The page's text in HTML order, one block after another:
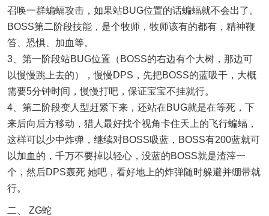
召唤一群蝙蝠攻击，如果站BUG位置的话蝙蝠就不会出了。
BOSS第二阶段技能，是个牧师，牧师该有的都有，精神鞭
笞、恐惧、加血等。
3、第一阶段站BUG位置（BOSS的右边有个大树，那边可
以慢慢跳上去的），慢慢DPS，先把BOSS的蓝吸干，大概
需要5分钟时间，慢慢打吧，保证宝宝不挂就行。
4、第二阶段变人型赶紧下来，还站在BUG就是在等死，下
来后向后方移动，猎人最好找个视角卡住天上的飞行蝙蝠，
这样可以少中炸弹，继续对BOSS吸蓝，BOSS有200蓝就可
以加血的，千万不要掉以轻心，没蓝的BOSS就是渣滓一
个，然后DPS轰死 她吧，看好地上的炸弹随时躲避并绷带就
行。
二、 ZG蛇